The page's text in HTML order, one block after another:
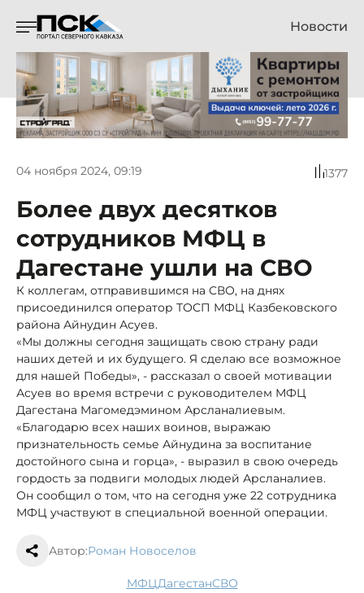
Новости
04 ноября 2024, 09:19 1377
Более двух десятков
сотрудников МФЦ в
Дагестане ушли на СВО
К коллегам, отправившимся на СВО, на днях
присоединился оператор ТОСП МФЦ Казбековского
района Айнудин Асуев.
«Мы должны сегодня защищать свою страну ради
наших детей и их будущего. Я сделаю все возможное
для нашей Победы», - рассказал о своей мотивации
Асуев во время встречи с руководителем МФЦ
Дагестана Магомедэмином Арсланалиевым.
«Благодарю всех наших воинов, выражаю
признательность семье Айнудина за воспитание
достойного сына и горца», - выразил в свою очередь
гордость за подвиги молодых людей Арсланалиев.
Он сообщил о том, что на сегодня уже 22 сотрудника
МФЦ участвуют в специальной военной операции.
Автор:Роман Новоселов
МФЦ Дагестан СВО